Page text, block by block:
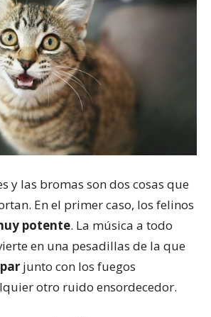
y las bromas son dos cosas que
En el primer caso, los felinos
potente. La música a todo
en una pesadillas de la que
junto con los fuegos
otro ruido ensordecedor.